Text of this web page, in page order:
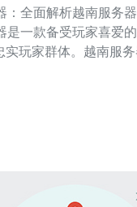
：全面解析越南服务
是一款备受玩家喜爱
实玩家群体。越南服
法设计以及社交互动